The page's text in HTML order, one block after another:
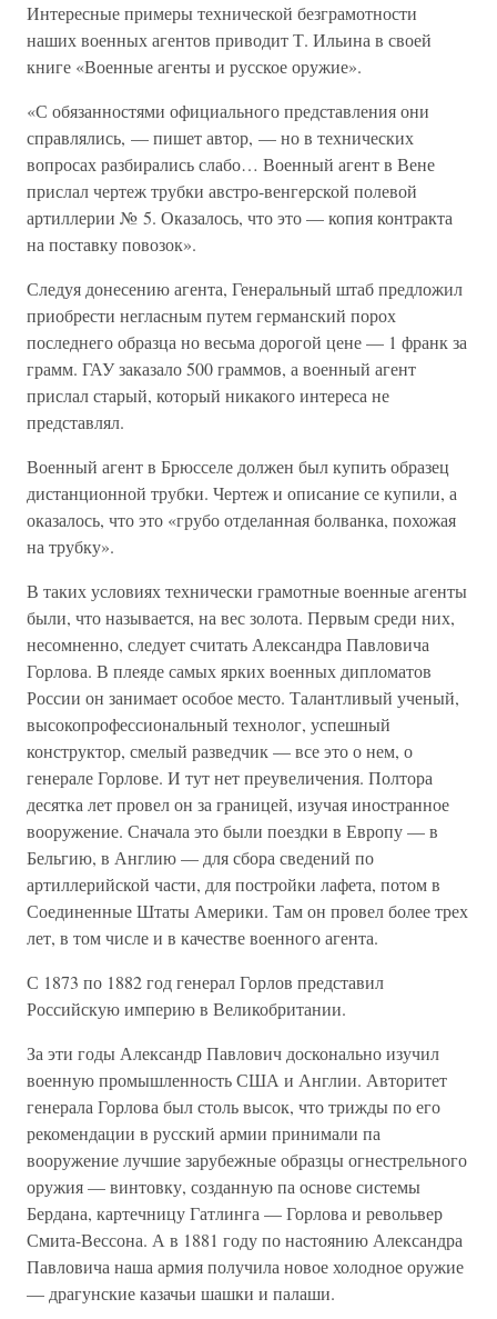
Интересные примеры технической безграмотности
наших военных агентов приводит Т. Ильина в своей
книге «Военные агенты и русское оружие».
«С обязанностями официального представления они
справлялись, — пишет автор, — но в технических
вопросах разбирались слабо… Военный агент в Вене
прислал чертеж трубки австро-венгерской полевой
артиллерии № 5. Оказалось, что это — копия контракта
на поставку повозок».
Следуя донесению агента, Генеральный штаб предложил
приобрести негласным путем германский порох
последнего образца но весьма дорогой цене — 1 франк за
грамм. ГАУ заказало 500 граммов, а военный агент
прислал старый, который никакого интереса не
представлял.
Военный агент в Брюсселе должен был купить образец
дистанционной трубки. Чертеж и описание се купили, а
оказалось, что это «грубо отделанная болванка, похожая
на трубку».
В таких условиях технически грамотные военные агенты
были, что называется, на вес золота. Первым среди них,
несомненно, следует считать Александра Павловича
Горлова. В плеяде самых ярких военных дипломатов
России он занимает особое место. Талантливый ученый,
высокопрофессиональный технолог, успешный
конструктор, смелый разведчик — все это о нем, о
генерале Горлове. И тут нет преувеличения. Полтора
десятка лет провел он за границей, изучая иностранное
вооружение. Сначала это были поездки в Европу — в
Бельгию, в Англию — для сбора сведений по
артиллерийской части, для постройки лафета, потом в
Соединенные Штаты Америки. Там он провел более трех
лет, в том числе и в качестве военного агента.
С 1873 по 1882 год генерал Горлов представил
Российскую империю в Великобритании.
За эти годы Александр Павлович досконально изучил
военную промышленность США и Англии. Авторитет
генерала Горлова был столь высок, что трижды по его
рекомендации в русский армии принимали па
вооружение лучшие зарубежные образцы огнестрельного
оружия — винтовку, созданную па основе системы
Бердана, картечницу Гатлинга — Горлова и револьвер
Смита-Вессона. А в 1881 году по настоянию Александра
Павловича наша армия получила новое холодное оружие
— драгунские казачьи шашки и палаши.